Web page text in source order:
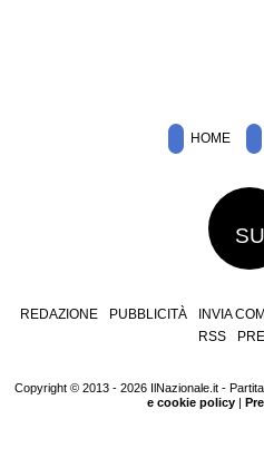
HOME
SU
REDAZIONE PUBBLICITÀ INVIA
RSS
Copyright © 2013 - 2026 IlNazionale.it -
e cookie policy|